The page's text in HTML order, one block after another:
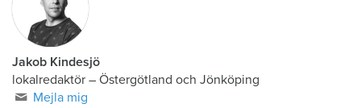
Jakob Kindesjö
lokalredaktör – Östergötland och Jönköping
Mejla mig